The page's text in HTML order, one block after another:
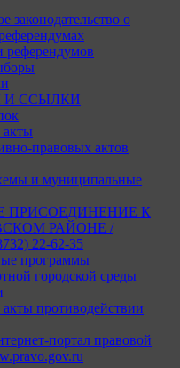
законодательство о
референдумов
И ССЫЛКИ
акты
правовых актов
и муниципальные
ПРИСОЕДИНЕНИЕ К
РАЙОНЕ /
22-62-35
программы
городской среды
противодействии
портал правовой